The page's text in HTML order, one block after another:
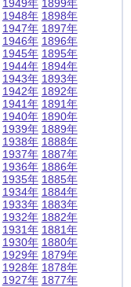
1949年
1948年
1947年
1946年
1945年
1944年
1943年
1942年
1941年
1940年
1939年
1938年
1937年
1936年
1935年
1934年
1933年
1932年
1931年
1930年
1929年
1928年
1927年
1899年
1898年
1897年
1896年
1895年
1894年
1893年
1892年
1891年
1890年
1889年
1888年
1887年
1886年
1885年
1884年
1883年
1882年
1881年
1880年
1879年
1878年
1877年